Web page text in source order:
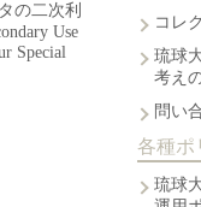
の二次利
Use
Special
コレ
琉球
考え
問い
各種ポ
琉球